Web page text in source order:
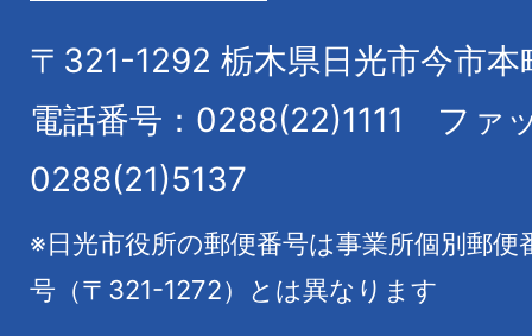
〒321-1292 栃木県日光市今市本
電話番号：0288(22)1111
ファ
0288(21)5137
※日光市役所の郵便番号は事業所個別郵
号（〒321-1272）とは異なります